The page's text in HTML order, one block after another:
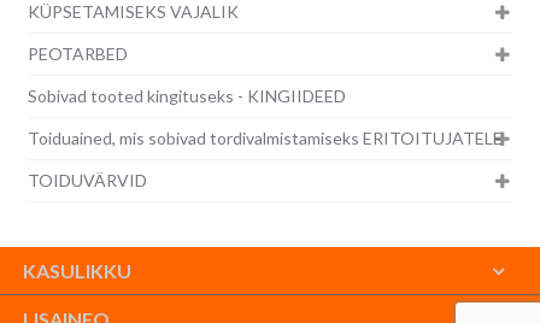
KÜPSETAMISEKS VAJALIK
PEOTARBED
Sobivad tooted kingituseks - KINGIIDEED
Toiduained, mis sobivad tordivalmistamiseks ERITOITUJATELE
TOIDUVÄRVID
KASULIKKU
LISAINFO